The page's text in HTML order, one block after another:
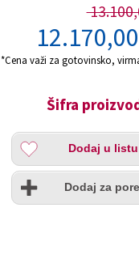
*Cena važi za gotovinsko,
Šifra
Dodaj
listu
želja
Dodaj u
Uporedi
Dodaj za